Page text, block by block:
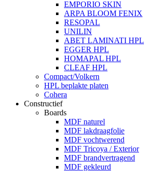
EMPORIO SKIN
ARPA BLOOM FENIX
RESOPAL
UNILIN
ABET LAMINATI HPL
EGGER HPL
HOMAPAL HPL
CLEAF HPL
Compact/Volkern
HPL beplakte platen
Cohera
Constructief
Boards
MDF naturel
MDF lakdraagfolie
MDF vochtwerend
MDF Tricoya / Exterior
MDF brandvertragend
MDF gekleurd